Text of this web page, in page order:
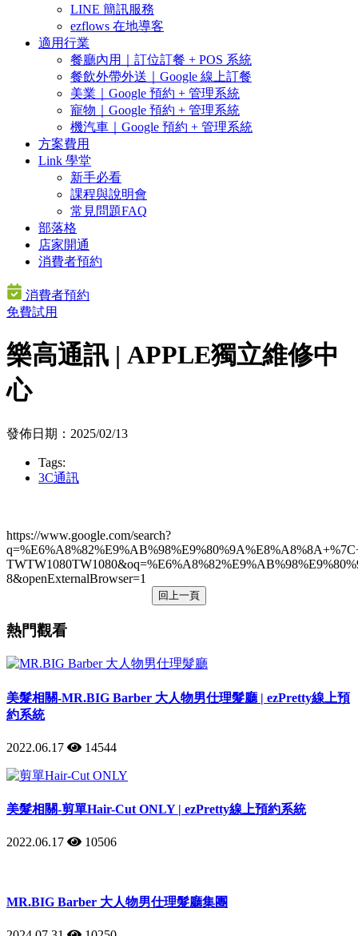
LINE 簡訊服務
ezflows 在地導客
適用行業
餐廳內用｜訂位訂餐 + POS 系統
餐飲外帶外送｜Google 線上訂餐
美業｜Google 預約 + 管理系統
寵物｜Google 預約 + 管理系統
機汽車｜Google 預約 + 管理系統
方案費用
Link 學堂
新手必看
課程與說明會
常見問題FAQ
部落格
店家開通
消費者預約
消費者預約
免費試用
樂高通訊 | APPLE獨立維修中
心
發佈日期：2025/02/13
Tags:
3C通訊
https://www.google.com/search?
8&openExternalBrowser=1
回上一頁
熱門觀看
美髮相關-MR.BIG Barber 大人物男仕理髮廳 | ezPretty線上預
約系統
2022.06.17 14544
美髮相關-剪單Hair-Cut ONLY | ezPretty線上預約系統
2022.06.17 10506
MR.BIG Barber 大人物男仕理髮廳集團